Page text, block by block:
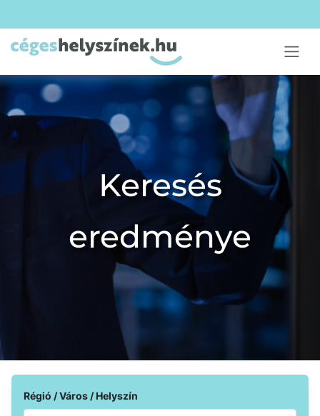
Keresés
eredménye
Régió / Város / Helyszín